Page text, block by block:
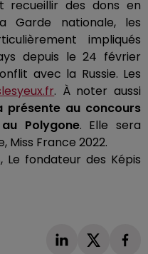
des dons en
Garde nationale, les
impliqués
depuis le 24 février
avec la Russie. Les
. À noter aussi
présente au concours
Polygone. Elle sera
Miss France 2022.
Le fondateur des Képis